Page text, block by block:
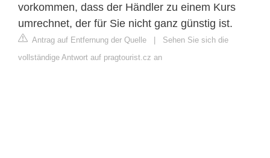
vorkommen, dass der Händler zu einem Kurs
umrechnet, der für Sie nicht ganz günstig ist.
Antrag auf Entfernung der Quelle | Sehen Sie sich die
vollständige Antwort auf pragtourist.cz an